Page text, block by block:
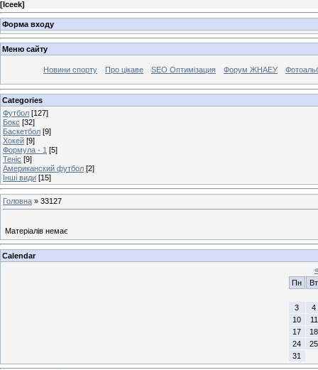
[Iceek]
Форма входу
Меню сайту
Новини спорту Про цікаве SEO Оптимізация Форум ЖНАЕУ
Categories
Футбол [127]
Бокс [32]
Баскетбол [9]
Хокей [9]
Формула - 1 [5]
Теніс [9]
Американский футбол [2]
Інші види [15]
Головна » 33127
Матеріалів немає
Calendar
«
Пн
Вт
3
4
10
11
17
18
24
25
31